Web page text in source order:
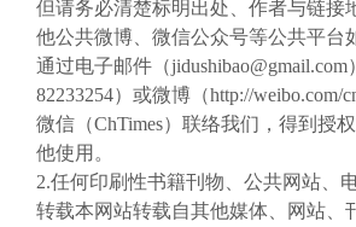
但请务必清楚标明出处、作者与链接
他公共微博、微信公众号等公共平台
通过电子邮件（
82233254）或微博（http://weibo.com/
微信（ChTimes）联络我们，得到授
他使用。
2.任何印刷性书籍刊物、公共网站、
转载本网站转载自其他媒体、网站、